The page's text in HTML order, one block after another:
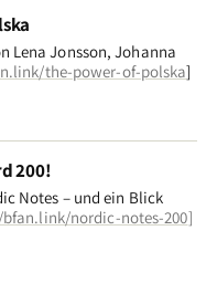
Lena Jonsson, Johanna
the-power-of-polska]
200!
Notes – und ein Blick
nordic-notes-200]